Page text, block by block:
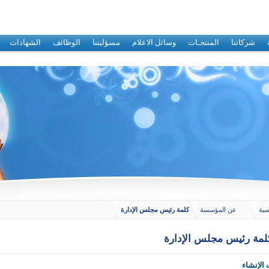
شركاتنا المنتجـات وسائل الاعلام مسؤليتنا الوظائف الشهادات
عن المؤسسة كلمة رئيس مجلس الإدارة
رئيس مجلس الإدارة